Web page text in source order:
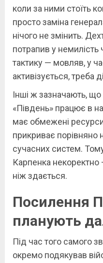
коли за ними стоїть
просто заміна
нічого не змінить.
потрапив у
тактику — мовляв, у
активізується, треба
Інші ж зазначають,
«Південь» працює в
має обмежені
прикриває порівняно
сучасних систем.
Карпенка некоректно
ніж здається.
Посилення
планують
Під час того самого
окремо подякував